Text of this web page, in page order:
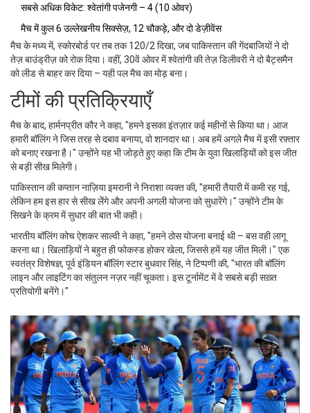
सबसे अधिक विकेट: श्वेतांगी पजेनगी– 4 (10 ओवर)
मैच में कुल 6 उल्लेखनीय सिक्सेज़, 12 चौकड़े, और दो डेज़ीवेंस
मैच के मध्य में, स्कोरबोर्ड पर तब तक 120/2 दिखा, जब पाकिस्तान की गेंदबाजियों ने दो
तेज़ बाउंड्रीज़ को रोक दिया। वहीं, 30वें ओवर में श्वेतांगी की तेज़ डिलीवरी ने दो बैट्समैन
को लीड से बाहर कर दिया – यही पल मैच का मोड़ बना।
टीमों की प्रतिक्रियाएँ
मैच के बाद, हार्मनप्रीत कौरने कहा, "हमने इसका इंतज़ार कई महीनों से किया था। आज
हमारी बॉलिंग ने जिस तरह से दबाव बनाया, वो शानदार था। अब हमें अगले मैच में इसी रफ़्तार
को बनाए रखना है।" उन्होंने यह भी जोड़ते हुए कहा कि टीम के युवा खिलाड़ियों को इस जीत
से बड़ी सीख मिलेगी।
पाकिस्तान की कप्ताननाज़िया इमरानीने निराशा व्यक्त की, "हमारी तैयारी में कमी रह गई,
लेकिन हम इस हार से सीख लेेंगे और अपनी अगली योजना को सुधारेंगे।" उन्होंने टीम के
सिखने के क्रम में सुधार की बात भी कही।
भारतीय बॉलिंग कोचऐशकर साल्वीने कहा, "हमने ठोस योजना बनाई थी – बस वही लागू
करना था। खिलाड़ियों ने बहुत ही फोकस्ड होकर खेला, जिससे हमें यह जीत मिली।" एक
स्वतंत्र विशेषज्ञ, पूर्व इंडियन बॉलिंग स्टारबुधवार सिंह, ने टिप्पणी की, "भारत की बॉलिंग
लाइन और लाइटिंग का संतुलन नज़र नहीं चूकता। इस टूर्नामेंट में वे सबसे बड़ी सख़्त
प्रतियोगी बनेंगे।"